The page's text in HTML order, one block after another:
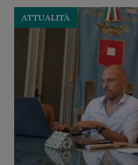
ATTUALITÀ